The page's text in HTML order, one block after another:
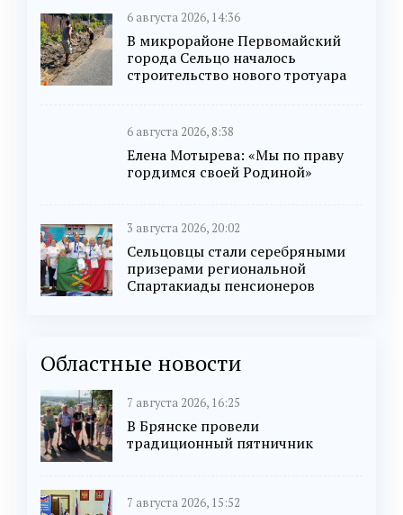
6 августа 2026, 14:36
В микрорайоне Первомайский
города Сельцо началось
строительство нового тротуара
6 августа 2026, 8:38
Елена Мотырева: «Мы по праву
гордимся своей Родиной»
3 августа 2026, 20:02
Сельцовцы стали серебряными
призерами региональной
Спартакиады пенсионеров
Областные новости
7 августа 2026, 16:25
В Брянске провели
традиционный пятничник
7 августа 2026, 15:52